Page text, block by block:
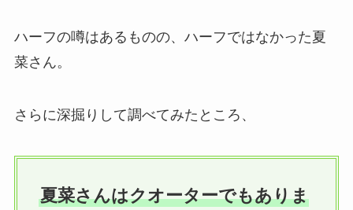
ハーフの噂はあるものの、ハーフではなかった夏
菜さん。
さらに深掘りして調べてみたところ、
夏菜さんはクオーターでもありま